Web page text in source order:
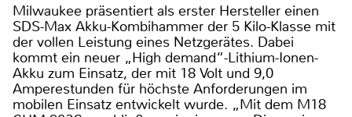
Milwaukee präsentiert als erster Hersteller einen
SDS-Max Akku-Kombihammer der 5 Kilo-Klasse mit
der vollen Leistung eines Netzgerätes. Dabei
kommt ein neuer „High demand“-Lithium-Ionen-
Akku zum Einsatz, der mit 18 Volt und 9,0
Amperestunden für höchste Anforderungen im
mobilen Einsatz entwickelt wurde. „Mit dem M18